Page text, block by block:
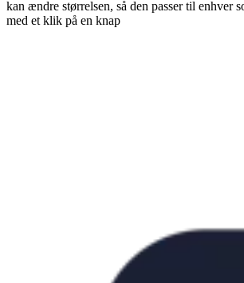
kan ændre størrelsen, så den passer til enhver
med et klik på en knap